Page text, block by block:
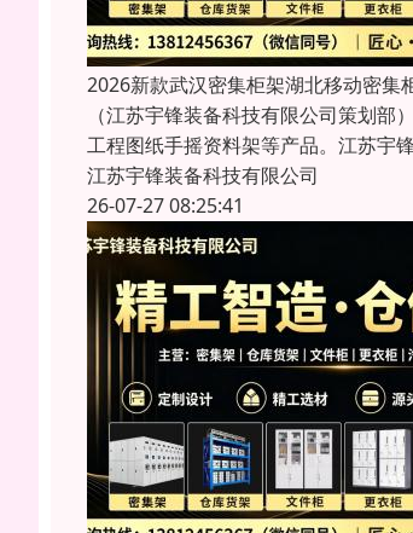
2026新款武汉密集柜架湖北移动密集
（江苏宇锋装备科技有限公司策划
工程图纸手摇资料架等产品。江苏宇
江苏宇锋装备科技有限公司
26-07-27 08:25:41